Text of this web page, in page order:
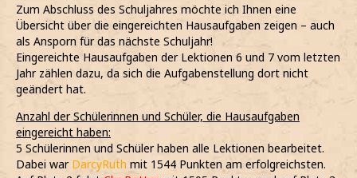
Zum Abschluss des Schuljahres möchte ich Ihnen eine
Übersicht über die eingereichten Hausaufgaben zeigen – auch
als Ansporn für das nächste Schuljahr!
Eingereichte Hausaufgaben der Lektionen 6 und 7 vom letzten
Jahr zählen dazu, da sich die Aufgabenstellung dort nicht
geändert hat.
Anzahl der Schülerinnen und Schüler, die Hausaufgaben
eingereicht haben:
5 Schülerinnen und Schüler haben alle Lektionen bearbeitet.
Dabei war DarcyRuth mit 1544 Punkten am erfolgreichsten.